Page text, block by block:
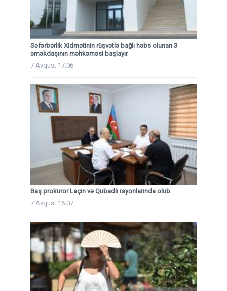
Səfərbərlik Xidmətinin rüşvətlə bağlı həbs olunan 3
əməkdaşının məhkəməsi başlayır
7 Avqust 17:06
Baş prokuror Laçın və Qubadlı rayonlarında olub
7 Avqust 16:07